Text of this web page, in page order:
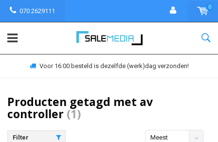
070 2629111
0
Voor 16:00 besteld is dezelfde (werk)dag verzonden!
Producten getagd met av
controller (1)
Filter
Meest